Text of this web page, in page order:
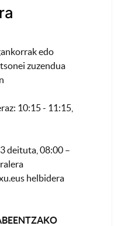
edo
zuzendua
10:15 - 11:15,
deituta, 08:00 –
helbidera